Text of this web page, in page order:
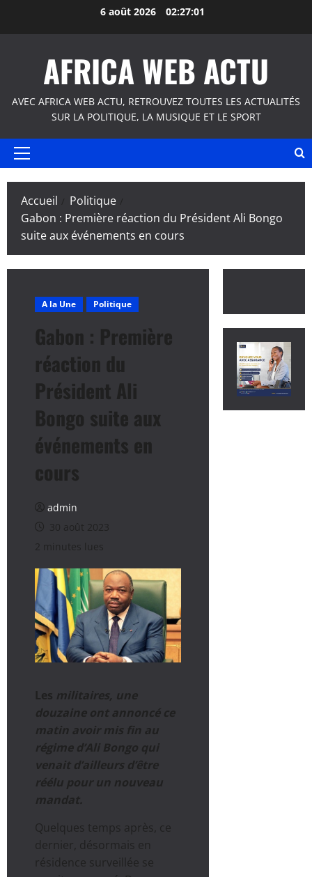
6 août 2026 02:27:02
AFRICA WEB ACTU
AVEC AFRICA WEB ACTU, RETROUVEZ TOUTES LES ACTUALITÉS
SUR LA POLITIQUE, LA MUSIQUE ET LE SPORT
Menu
Accueil
Politique
Gabon : Première réaction du Président Ali Bongo
suite aux événements en cours
A la Une Politique
Gabon : Première
réaction du
Président Ali
Bongo suite aux
événements en
cours
admin
30 août 2023
2 minutes lues
Les militaires, une
douzaine ont annoncé ce
matin avoir mis fin au
régime d’Ali Bongo qui
venait d’ailleurs d’être
réélu pour un nouveau
mandat.
Quelques temps après, ce
dernier, désormais en
résidence surveillée se